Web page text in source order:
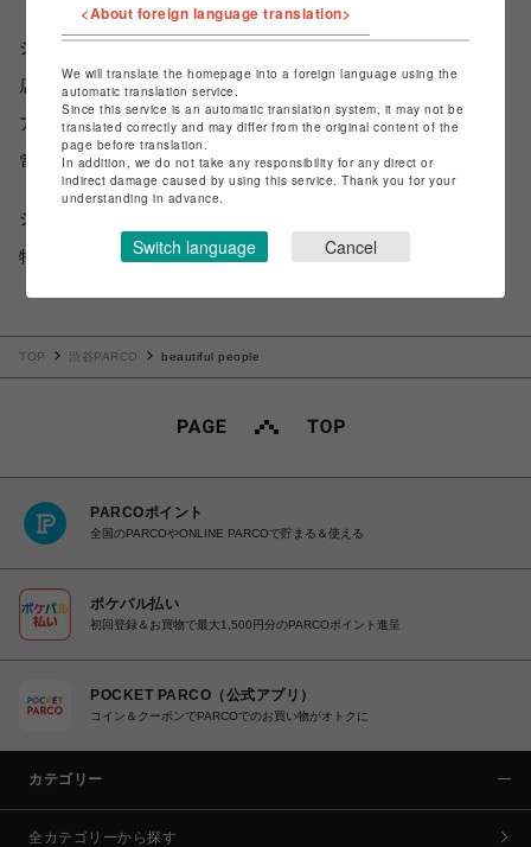
ショップ名
beautiful people
店舗名
渋谷PARCO
アクセス
東京都渋谷区宇田川町15-1_3F
電話番号
03-6452-5622
ショップお問い合わせは
特定商取引法など法令に基づく表記は
こちら
TOP 渋谷PARCO beautiful people
PARCOポイント
全国のPARCOやONLINE PARCOで貯まる＆使える
ポケパル払い
初回登録＆お買物で最大1,500円分のPARCOポイント進呈
POCKET PARCO（公式アプリ）
コイン＆クーポンでPARCOでのお買い物がオトクに
カテゴリー
全カテゴリーから探す
<About foreign language translation>
We will translate the homepage into a foreign language using the
automatic translation service.
Since this service is an automatic translation system, it may not be
translated correctly and may differ from the original content of the
page before translation.
In addition, we do not take any responsibility for any direct or
indirect damage caused by using this service. Thank you for your
understanding in advance.
Switch language Cancel